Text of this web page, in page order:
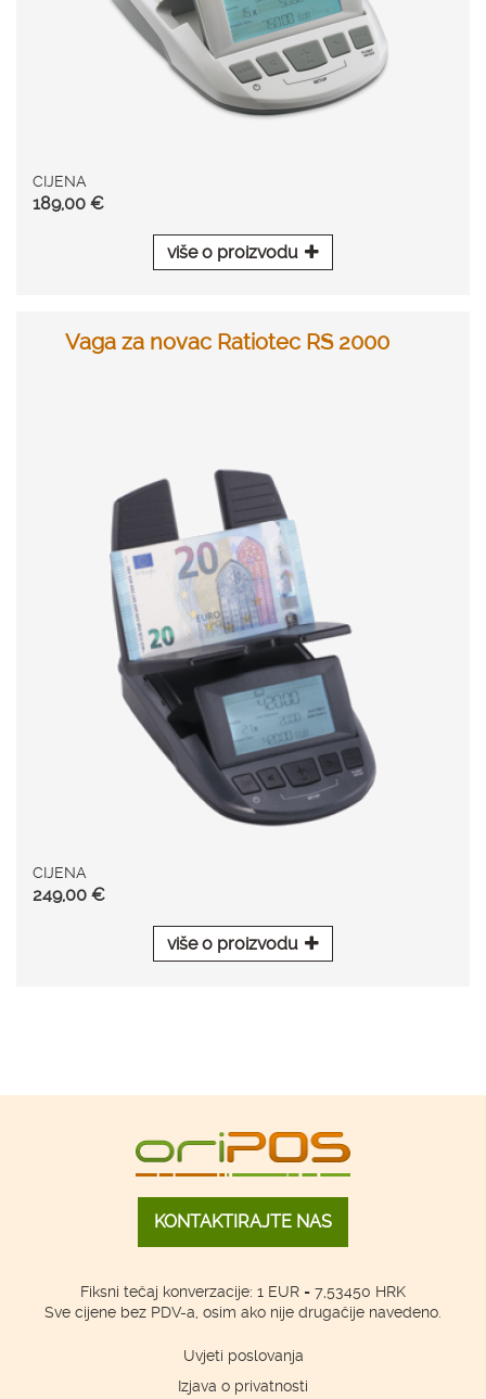
CIJENA
189,00 €
više o proizvodu
Vaga za novac Ratiotec RS 2000
CIJENA
249,00 €
više o proizvodu
KONTAKTIRAJTE NAS
Fiksni tečaj konverzacije: 1 EUR = 7,53450 HRK
Sve cijene bez PDV-a, osim ako nije drugačije navedeno.
Uvjeti poslovanja
Izjava o privatnosti